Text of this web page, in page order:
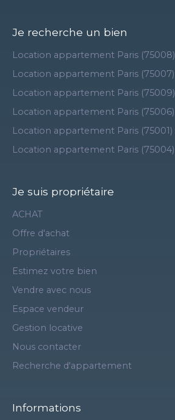
Je recherche un bien
Location appartement Paris (75008)
Location appartement Paris (75007)
Location appartement Paris (75009)
Location appartement Paris (75006)
Location appartement Paris (75001)
Location appartement Paris (75004)
Je suis propriétaire
ACHAT
Offre d'achat
Propriétaires
Estimez votre bien
Vendre avec nous
Espace vendeur
Gestion locative
Nous contacter
Recherche d'appartement
Informations